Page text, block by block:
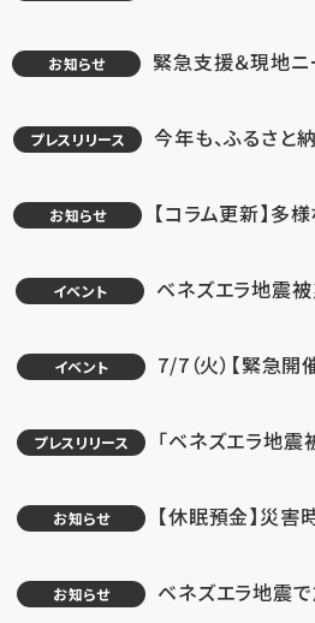
お知らせ 緊急支援＆現地ニ
プレスリリース 今年も、ふるさと
お知らせ 【コラム更新】多
イベント ベネズエラ地震
イベント 7/7（火）【緊急
プレスリリース 「ベネズエラ地震
お知らせ 【休眠預金】災害
お知らせ ベネズエラ地震